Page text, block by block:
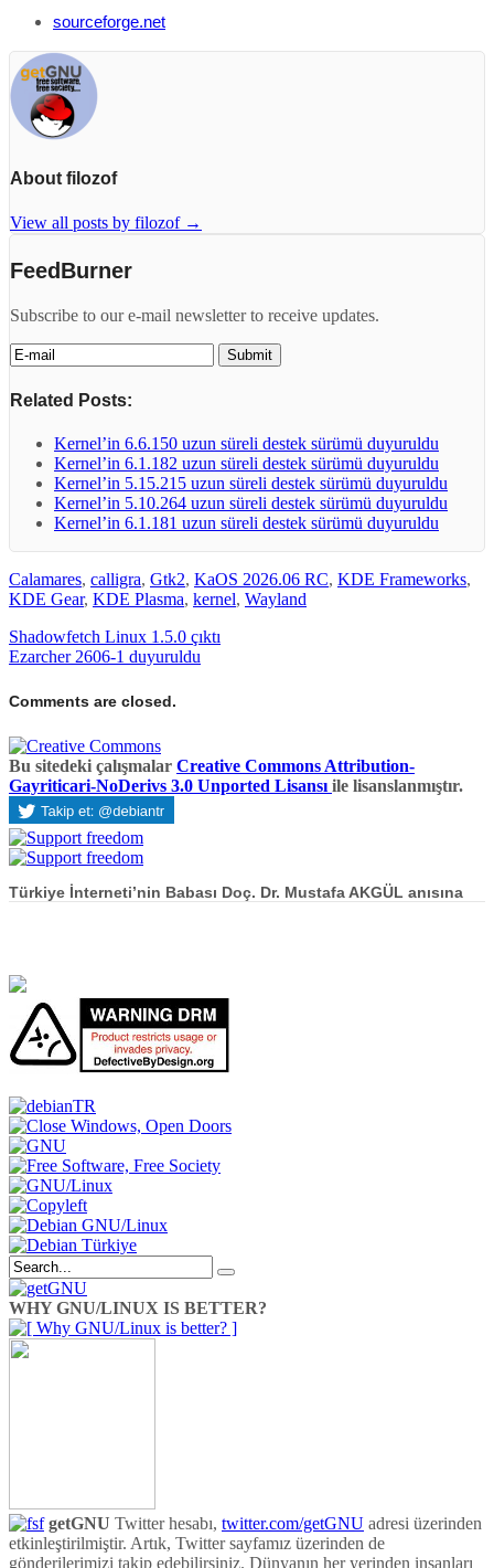
sourceforge.net
About filozof
View all posts by filozof →
FeedBurner
Subscribe to our e-mail newsletter to receive updates.
Related Posts:
Kernel’in 6.6.150 uzun süreli destek sürümü duyuruldu
Kernel’in 6.1.182 uzun süreli destek sürümü duyuruldu
Kernel’in 5.15.215 uzun süreli destek sürümü duyuruldu
Kernel’in 5.10.264 uzun süreli destek sürümü duyuruldu
Kernel’in 6.1.181 uzun süreli destek sürümü duyuruldu
Calamares, calligra, Gtk2, KaOS 2026.06 RC, KDE Frameworks,
KDE Gear, KDE Plasma, kernel, Wayland
Shadowfetch Linux 1.5.0 çıktı
Ezarcher 2606-1 duyuruldu
Comments are closed.
Bu sitedeki çalışmalar Creative Commons Attribution-
Gayriticari-NoDerivs 3.0 Unported Lisansı ile lisanslanmıştır.
Türkiye İnterneti’nin Babası Doç. Dr. Mustafa AKGÜL anısına
WHY GNU/LINUX IS BETTER?
getGNU Twitter hesabı, twitter.com/getGNU adresi üzerinden
etkinleştirilmiştir. Artık, Twitter sayfamız üzerinden de
gönderilerimizi takip edebilirsiniz. Dünyanın her yerinden insanları